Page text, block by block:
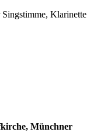
Klarinette
Münchner